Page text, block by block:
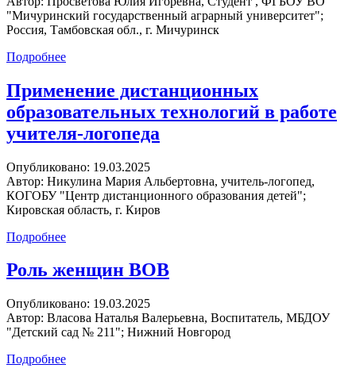
Автор: Просветова Юлия Игоревна, Студент , ФГБОУ ВО
"Мичуринский государственный аграрный университет";
Россия, Тамбовская обл., г. Мичуринск
Подробнее
Применение дистанционных
образовательных технологий в работе
учителя-логопеда
Опубликовано: 19.03.2025
Автор: Никулина Мария Альбертовна, учитель-логопед,
КОГОБУ "Центр дистанционного образования детей";
Кировская область, г. Киров
Подробнее
Роль женщин ВОВ
Опубликовано: 19.03.2025
Автор: Власова Наталья Валерьевна, Воспитатель, МБДОУ
"Детский сад № 211"; Нижний Новгород
Подробнее